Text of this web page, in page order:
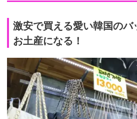
激安で買える愛い韓国の
お土産になる！